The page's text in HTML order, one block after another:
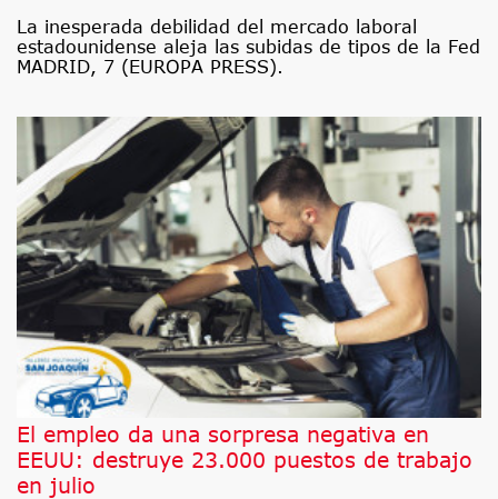
La inesperada debilidad del mercado laboral
estadounidense aleja las subidas de tipos de la Fed
MADRID, 7 (EUROPA PRESS).
El empleo da una sorpresa negativa en
EEUU: destruye 23.000 puestos de trabajo
en julio